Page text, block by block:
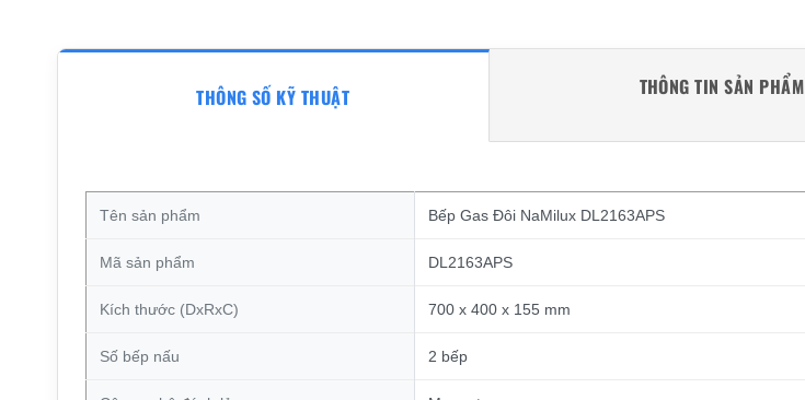
THÔNG SỐ KỸ THUẬT THÔNG TIN SẢN PHẨM
Tên sản phẩm Bếp Gas Đôi NaMilux DL2163APS
Mã sản phẩm DL2163APS
Kích thước (DxRxC) 700 x 400 x 155 mm
Số bếp nấu 2 bếp